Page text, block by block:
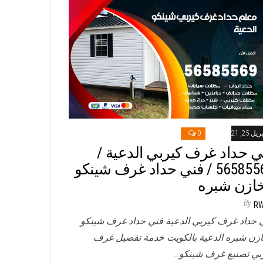
25, 2021
0
حداد غرف كيربي الدعية /
56585569 / فني حداد غرف شينكو
شبره
By
حداد غرف كيربي الدعية فني حداد غرف شينكو
شبره الدعية بالكويت خدمة تفصيل غرف
تصنيع غرف شينكو…